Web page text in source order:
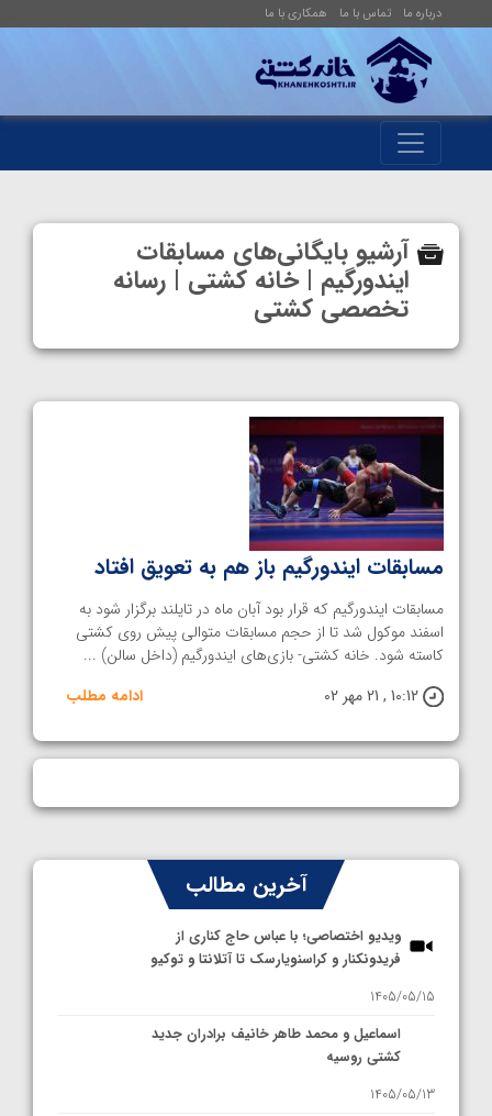
درباره ما تماس با ما همکاری با ما
آرشیو بایگانی‌های مسابقات
ایندورگیم | خانه کشتی | رسانه
تخصصی کشتی
مسابقات ایندورگیم باز هم به تعویق افتاد
مسابقات ایندورگیم که قرار بود آبان ماه در تایلند برگزار شود به
اسفند موکول شد تا از حجم مسابقات متوالی پیش روی کشتی
کاسته شود. خانه کشتی- بازی‌های ایندورگیم (داخل سالن) ...
10:12 , 21 مهر 02
ادامه مطلب
آخرین مطالب
ویدیو اختصاصی؛ با عباس حاج کناری از
فریدونکنار و کراسنویارسک تا آتلانتا و توکیو
1405/05/15
اسماعیل و محمد طاهر خانیف برادران جدید
کشتی روسیه
1405/05/13